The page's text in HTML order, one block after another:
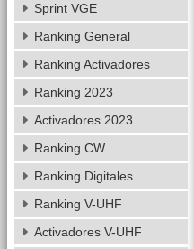
Sprint VGE
Ranking General
Ranking Activadores
Ranking 2023
Activadores 2023
Ranking CW
Ranking Digitales
Ranking V-UHF
Activadores V-UHF